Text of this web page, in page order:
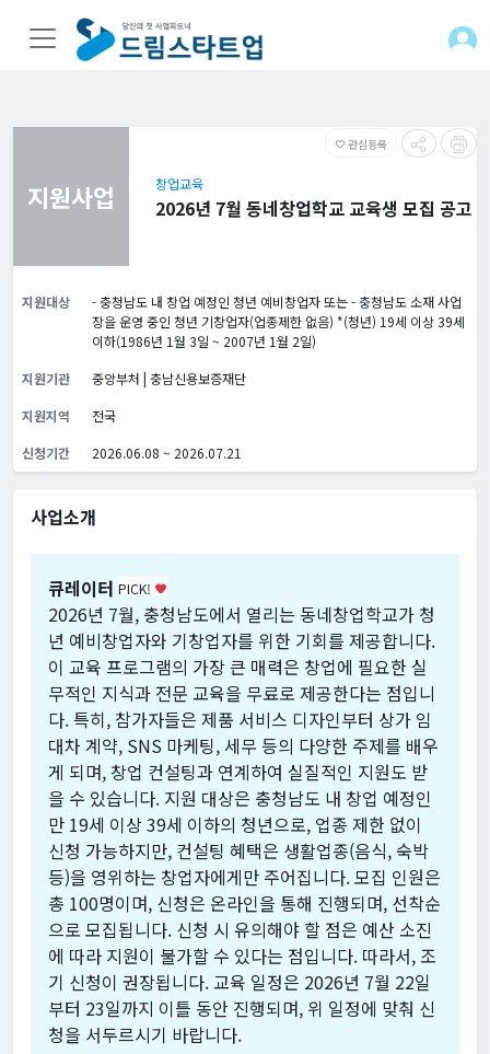
favorite_border 관심등록
지원사업 창업교육
2026년 7월 동네창업학교 교육생 모집 공고
지원대상
- 충청남도 내 창업 예정인 청년 예비창업자 또는 - 충청남도 소재 사업
장을 운영 중인 청년 기창업자(업종제한 없음) *(청년) 19세 이상 39세
이하(1986년 1월 3일 ~ 2007년 1월 2일)
지원기관
중앙부처 | 충남신용보증재단
지원지역
전국
신청기간
2026.06.08 ~ 2026.07.21
사업소개
큐레이터 PICK! favorite
2026년 7월, 충청남도에서 열리는 동네창업학교가 청
년 예비창업자와 기창업자를 위한 기회를 제공합니다.
이 교육 프로그램의 가장 큰 매력은 창업에 필요한 실
무적인 지식과 전문 교육을 무료로 제공한다는 점입니
다. 특히, 참가자들은 제품 서비스 디자인부터 상가 임
대차 계약, SNS 마케팅, 세무 등의 다양한 주제를 배우
게 되며, 창업 컨설팅과 연계하여 실질적인 지원도 받
을 수 있습니다. 지원 대상은 충청남도 내 창업 예정인
만 19세 이상 39세 이하의 청년으로, 업종 제한 없이
신청 가능하지만, 컨설팅 혜택은 생활업종(음식, 숙박
등)을 영위하는 창업자에게만 주어집니다. 모집 인원은
총 100명이며, 신청은 온라인을 통해 진행되며, 선착순
으로 모집됩니다. 신청 시 유의해야 할 점은 예산 소진
에 따라 지원이 불가할 수 있다는 점입니다. 따라서, 조
기 신청이 권장됩니다. 교육 일정은 2026년 7월 22일
부터 23일까지 이틀 동안 진행되며, 위 일정에 맞춰 신
청을 서두르시기 바랍니다.